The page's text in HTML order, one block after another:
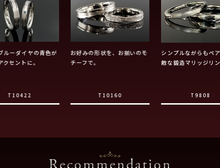
ルーダイヤの青色が
クセントに。
T10422
お好みの形状を、お揃いのモ
チーフで。
T10160
シンプルながらもペ
敵な鍛造マリッジリ
T9808